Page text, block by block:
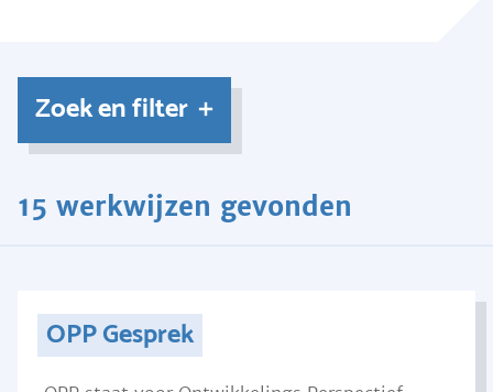
Zoek en filter
15 werkwijzen gevonden
OPP Gesprek